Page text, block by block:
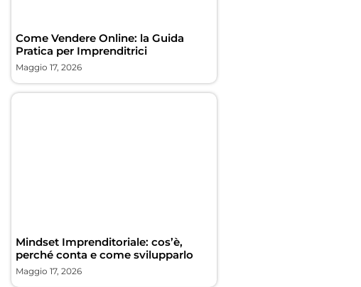
Come Vendere Online: la Guida
Pratica per Imprenditrici
Maggio 17, 2026
Mindset Imprenditoriale: cos’è,
perché conta e come svilupparlo
Maggio 17, 2026